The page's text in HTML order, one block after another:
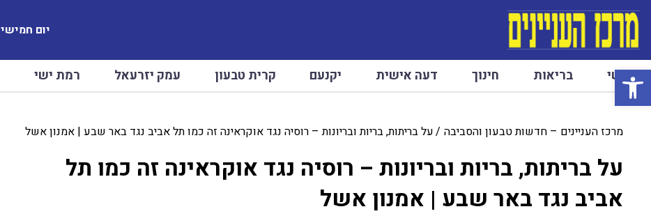
פתח סרגל נגישות
יום חמישי 06.08.26
ראשי בריאות חינוך דעה אישית יקנעם קרית טבעון עמק יזרעאל רמת ישי
מרכז העניינים – חדשות טבעון והסביבה על בריתות, בריות ובריונות – רוסיה נגד אוקראינה זה כמו תל אביב נגד באר שבע | אמנון אשל
על בריתות, בריות ובריונות – רוסיה נגד אוקראינה זה כמו תל
אביב נגד באר שבע | אמנון אשל